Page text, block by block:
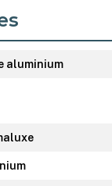
aluminium